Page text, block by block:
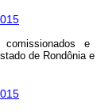
e
de Rondônia